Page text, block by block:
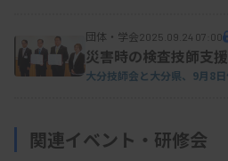
資料はこちら団体・学会2025.09.24 07:00
災害時の検査技師支
大分技師会と大分県、9月8
関連イベント・研修会